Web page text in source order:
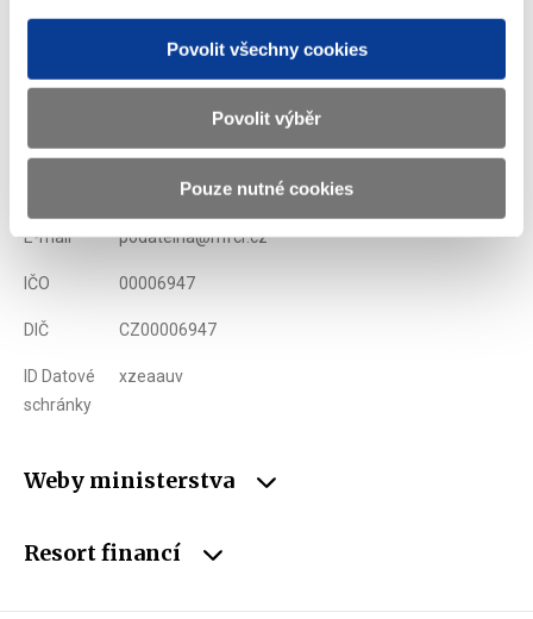
Povolit všechny cookies
Povolit výběr
Pouze nutné cookies
Ministerstvo financí ČR
Adresa Letenská 15, 118 10 Praha
+420 257 041 111
E-mail podatelna@mfcr.cz
IČO 00006947
DIČ CZ00006947
ID Datové
schránky
xzeaauv
Weby ministerstva
Resort financí